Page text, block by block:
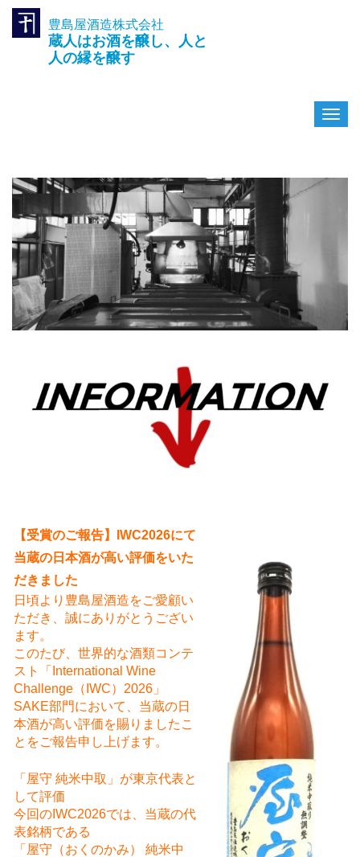
豊島屋酒造株式会社
蔵人はお酒を醸し、人と
人の縁を醸す
ナ
【受賞のご報告】IWC2026にて
当蔵の日本酒が高い評価をいた
だきました
日頃より豊島屋酒造をご愛顧い
ただき、誠にありがとうござい
ます。
このたび、世界的な酒類コンテ
スト「International Wine
Challenge（IWC）2026」
SAKE部門において、当蔵の日
本酒が高い評価を賜りましたこ
とをご報告申し上げます。
「屋守 純米中取」が東京代表と
して評価
今回のIWC2026では、当蔵の代
表銘柄である
「屋守（おくのかみ） 純米中